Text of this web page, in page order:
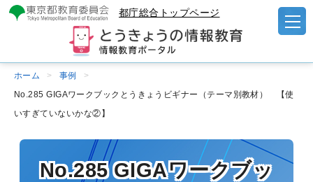
都庁総合トップページ
ホーム
事例
No.285 GIGAワークブックとうきょうビギナー（テーマ別教材） 【使
いすぎていないかな②】
No.285 GIGAワークブッ